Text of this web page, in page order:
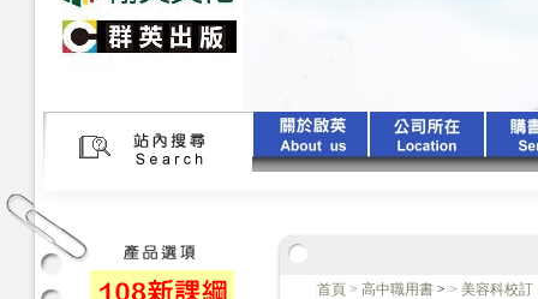
首頁 > 高中職用書 > > 美容科校訂